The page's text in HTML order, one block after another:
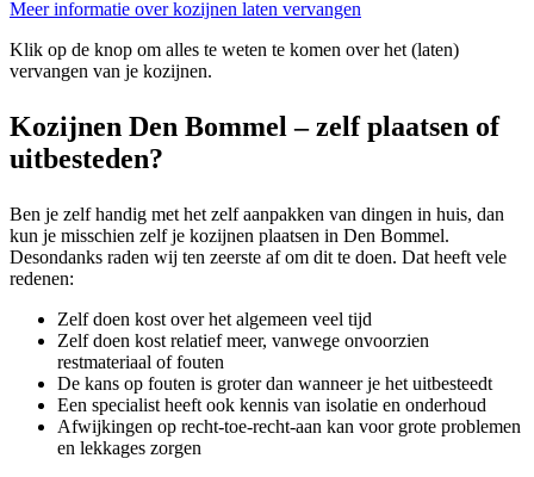
Meer informatie over kozijnen laten vervangen
Klik op de knop om alles te weten te komen over het (laten)
vervangen van je kozijnen.
Kozijnen Den Bommel – zelf plaatsen of
uitbesteden?
Ben je zelf handig met het zelf aanpakken van dingen in huis, dan
kun je misschien zelf je kozijnen plaatsen in Den Bommel.
Desondanks raden wij ten zeerste af om dit te doen. Dat heeft vele
redenen:
Zelf doen kost over het algemeen veel tijd
Zelf doen kost relatief meer, vanwege onvoorzien
restmateriaal of fouten
De kans op fouten is groter dan wanneer je het uitbesteedt
Een specialist heeft ook kennis van isolatie en onderhoud
Afwijkingen op recht-toe-recht-aan kan voor grote problemen
en lekkages zorgen